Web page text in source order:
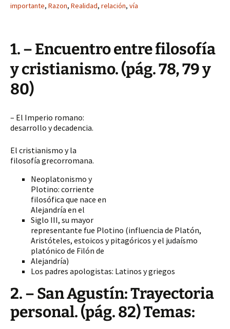
importante, Razon, Realidad, relación, vía
1. – Encuentro entre filosofía
y cristianismo. (pág. 78, 79 y
80)
– El Imperio romano:
desarrollo y decadencia.
El cristianismo y la
filosofía grecorromana.
Neoplatonismo y
Plotino: corriente
filosófica que nace en
Alejandría en el
Siglo III, su mayor
representante fue Plotino (influencia de Platón,
Aristóteles, estoicos y pitagóricos y el judaísmo
platónico de Filón de
Alejandría)
Los padres apologistas: Latinos y griegos
2. – San Agustín: Trayectoria
personal. (pág. 82) Temas: